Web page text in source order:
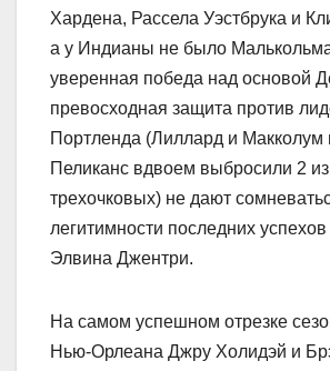
Хардена, Рассела Уэстбрука и
а у Индианы не было
уверенная победа над основой
превосходная защита против
Портленда (Лиллард и Макколум
Пеликанс вдвоем выбросили 2
трехочковых) не дают
легитимности последних
Элвина Джентри.
На самом успешном отрезке
Нью-Орлеана Джру Холидэй и